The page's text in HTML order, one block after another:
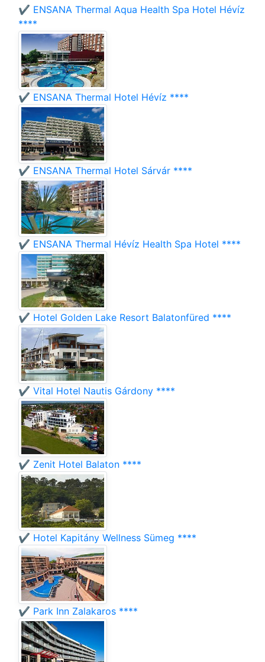
✔️ ENSANA Thermal Aqua Health Spa Hotel Hévíz
****
✔️ ENSANA Thermal Hotel Hévíz ****
✔️ ENSANA Thermal Hotel Sárvár ****
✔️ ENSANA Thermal Hévíz Health Spa Hotel ****
✔️ Hotel Golden Lake Resort Balatonfüred ****
✔️ Vital Hotel Nautis Gárdony ****
✔️ Zenit Hotel Balaton ****
✔️ Hotel Kapitány Wellness Sümeg ****
✔️ Park Inn Zalakaros ****